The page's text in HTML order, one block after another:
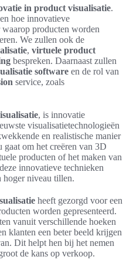
in product visualisatie.
hoe innovatieve
producten worden
We zullen ook de
, virtuele product
bespreken. Daarnaast zullen
software en de rol van
service, zoals
, is innovatie
visualisatietechnologieën
en realistische manier
gaat om het creëren van 3D
producten of het maken van
innovatieve technieken
hoger niveau tillen.
heeft gezorgd voor een
worden gepresenteerd.
vanuit verschillende hoeken
klanten een beter beeld krijgen
Dit helpt hen bij het nemen
de kans op verkoop.